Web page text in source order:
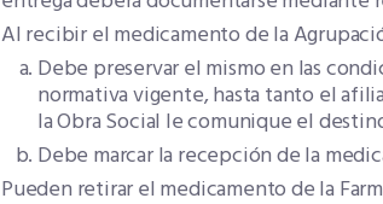
Al recibir el medicamento de la
Debe preservar el mismo en las
normativa vigente, hasta tanto el
la Obra Social le comunique el
Debe marcar la recepción de la
Pueden retirar el medicamento de la